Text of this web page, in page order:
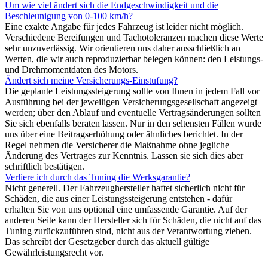
Um wie viel ändert sich die Endgeschwindigkeit und die
Beschleunigung von 0-100 km/h?
Eine exakte Angabe für jedes Fahrzeug ist leider nicht möglich.
Verschiedene Bereifungen und Tachotoleranzen machen diese Werte
sehr unzuverlässig. Wir orientieren uns daher ausschließlich an
Werten, die wir auch reproduzierbar belegen können: den Leistungs-
und Drehmomentdaten des Motors.
Ändert sich meine Versicherungs-Einstufung?
Die geplante Leistungssteigerung sollte von Ihnen in jedem Fall vor
Ausführung bei der jeweiligen Versicherungsgesellschaft angezeigt
werden; über den Ablauf und eventuelle Vertragsänderungen sollten
Sie sich ebenfalls beraten lassen. Nur in den seltensten Fällen wurde
uns über eine Beitragserhöhung oder ähnliches berichtet. In der
Regel nehmen die Versicherer die Maßnahme ohne jegliche
Änderung des Vertrages zur Kenntnis. Lassen sie sich dies aber
schriftlich bestätigen.
Verliere ich durch das Tuning die Werksgarantie?
Nicht generell. Der Fahrzeughersteller haftet sicherlich nicht für
Schäden, die aus einer Leistungssteigerung entstehen - dafür
erhalten Sie von uns optional eine umfassende Garantie. Auf der
anderen Seite kann der Hersteller sich für Schäden, die nicht auf das
Tuning zurückzuführen sind, nicht aus der Verantwortung ziehen.
Das schreibt der Gesetzgeber durch das aktuell gültige
Gewährleistungsrecht vor.